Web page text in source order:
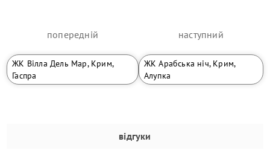
попередній
ЖК Вілла Дель Мар, Крим,
Гаспра
наступний
ЖК Арабська ніч, Крим,
Алупка
відгуки